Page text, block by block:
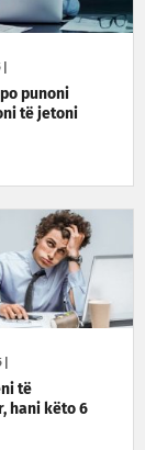
|
punoni
të jetoni
|
të
hani këto 6